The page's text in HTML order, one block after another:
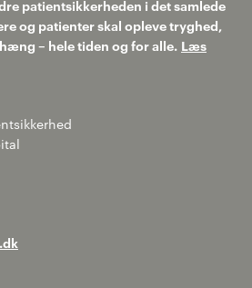
patientsikkerheden i det samlede
og patienter skal opleve tryghed,
– hele tiden og for alle. Læs